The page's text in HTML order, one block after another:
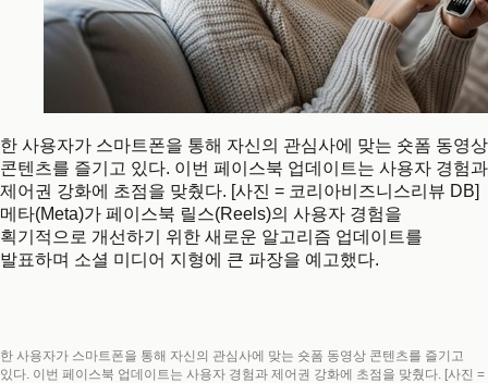
한 사용자가 스마트폰을 통해 자신의 관심사에 맞는 숏폼 동영상
콘텐츠를 즐기고 있다. 이번 페이스북 업데이트는 사용자 경험과
제어권 강화에 초점을 맞췄다. [사진 = 코리아비즈니스리뷰 DB]
메타(Meta)가 페이스북 릴스(Reels)의 사용자 경험을
획기적으로 개선하기 위한 새로운 알고리즘 업데이트를
발표하며 소셜 미디어 지형에 큰 파장을 예고했다.
한 사용자가 스마트폰을 통해 자신의 관심사에 맞는 숏폼 동영상 콘텐츠를 즐기고
있다. 이번 페이스북 업데이트는 사용자 경험과 제어권 강화에 초점을 맞췄다. [사진 =